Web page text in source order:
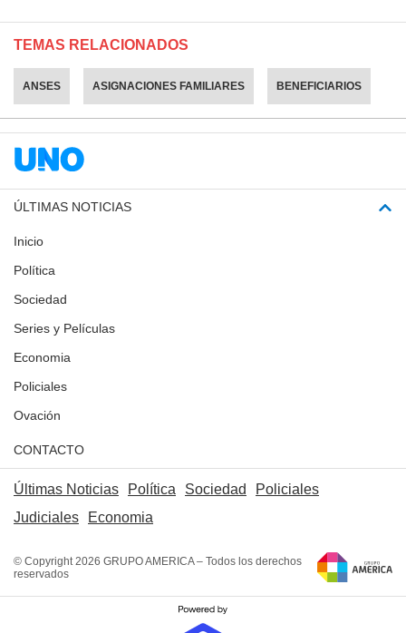
TEMAS RELACIONADOS
ANSES ASIGNACIONES FAMILIARES BENEFICIARIOS
ÚLTIMAS NOTICIAS
Inicio
Política
Sociedad
Series y Películas
Economia
Policiales
Ovación
CONTACTO
Últimas Noticias Política Sociedad
Policiales
Judiciales
Economia
© Copyright 2026 GRUPO AMERICA – Todos los derechos
reservados